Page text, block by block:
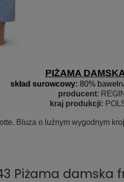
PIŻAMA
skład surowcowy: 80%
producent:
kraj produkcji:
Bluza o luźnym wygodnym
Piżama damska